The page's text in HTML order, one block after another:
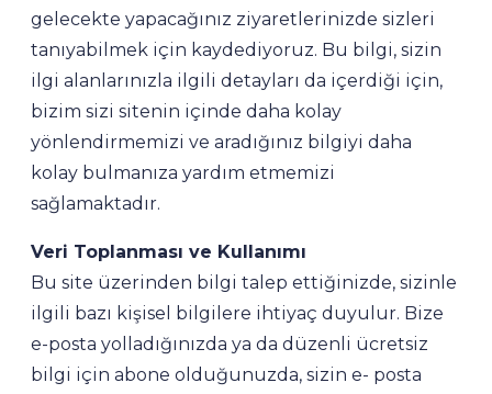
gelecekte yapacağınız ziyaretlerinizde sizleri
tanıyabilmek için kaydediyoruz. Bu bilgi, sizin
ilgi alanlarınızla ilgili detayları da içerdiği için,
bizim sizi sitenin içinde daha kolay
yönlendirmemizi ve aradığınız bilgiyi daha
kolay bulmanıza yardım etmemizi
sağlamaktadır.
Veri Toplanması ve Kullanımı
Bu site üzerinden bilgi talep ettiğinizde, sizinle
ilgili bazı kişisel bilgilere ihtiyaç duyulur. Bize
e-posta yolladığınızda ya da düzenli ücretsiz
bilgi için abone olduğunuzda, sizin e- posta